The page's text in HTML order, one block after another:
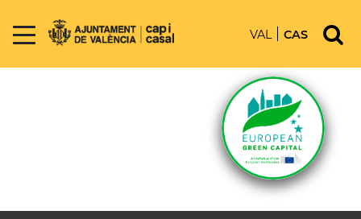
VAL CAS